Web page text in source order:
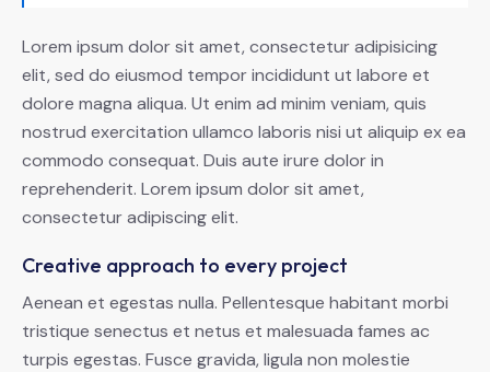
Lorem ipsum dolor sit amet, consectetur adipisicing
elit, sed do eiusmod tempor incididunt ut labore et
dolore magna aliqua. Ut enim ad minim veniam, quis
nostrud exercitation ullamco laboris nisi ut aliquip ex ea
commodo consequat. Duis aute irure dolor in
reprehenderit. Lorem ipsum dolor sit amet,
consectetur adipiscing elit.
Creative approach to every project
Aenean et egestas nulla. Pellentesque habitant morbi
tristique senectus et netus et malesuada fames ac
turpis egestas. Fusce gravida, ligula non molestie